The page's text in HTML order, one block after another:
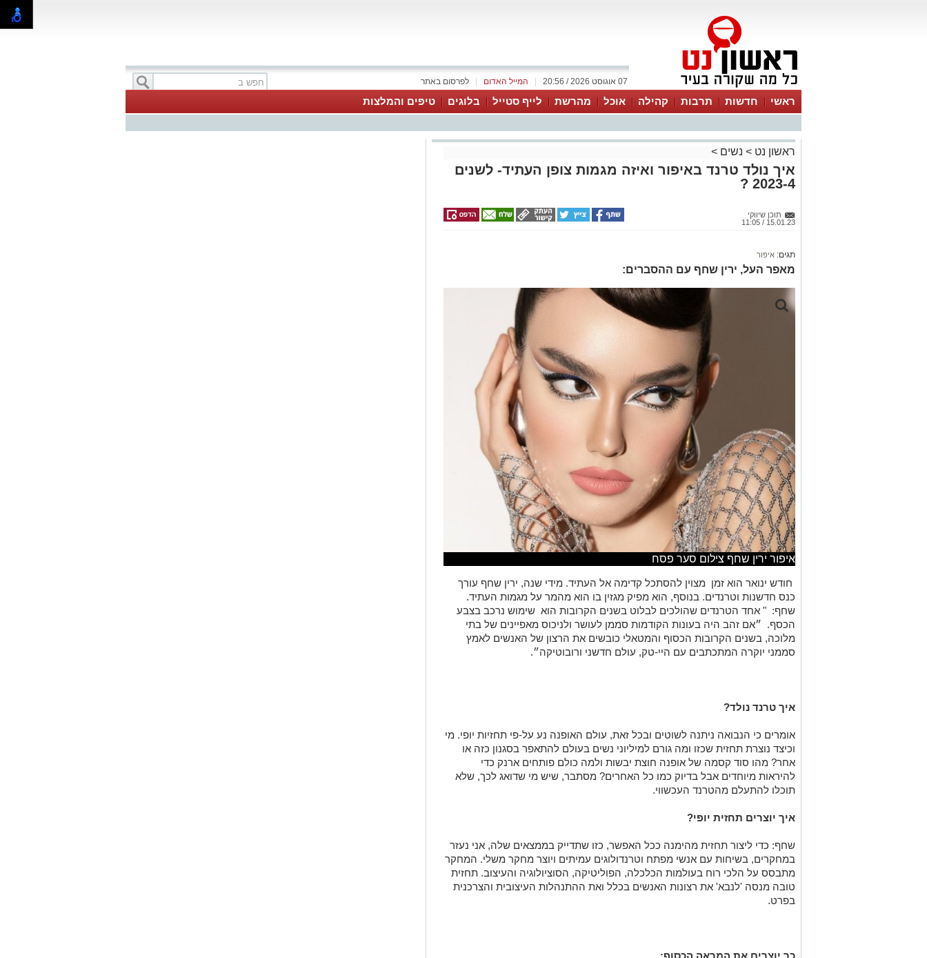
לפרסום באתר המייל האדום 07 אוגוסט 2026 / 20:56
ראשי חדשות תרבות קהילה אוכל מהרשת לייף סטייל בלוגים טיפים והמלצות
ראשון נט > נשים >
איך נולד טרנד באיפור ואיזה מגמות צופן העתיד- לשנים
2023-4 ?
תוכן שיווקי
15.01.23 / 11:05
תגים: איפור
מאפר העל, ירין שחף עם ההסברים:
איפור ירין שחף צילום סער פסח
חודש ינואר הוא זמן מצוין להסתכל קדימה אל העתיד. מידי שנה, ירין שחף עורך
כנס חדשנות וטרנדים. בנוסף, הוא מפיק מגזין בו הוא מהמר על מגמות העתיד.
שחף: " אחד הטרנדים שהולכים לבלוט בשנים הקרובות הוא שימוש נרכב בצבע
הכסף. ״אם זהב היה בעונות הקודמות סממן לעושר ולניכוס מאפיינים של בתי
מלוכה, בשנים הקרובות הכסוף והמטאלי כובשים את הרצון של האנשים לאמץ
סממני יוקרה המתכתבים עם היי-טק, עולם חדשני ורובוטיקה״.
איך טרנד נולד?
אומרים כי הנבואה ניתנה לשוטים ובכל זאת, עולם האופנה נע על-פי תחזיות יופי. מי
וכיצד נוצרת תחזית שכזו ומה גורם למיליוני נשים בעולם להתאפר בסגנון כזה או
אחר? מהו סוד קסמה של אופנה חוצת יבשות ולמה כולם פותחים ארנק כדי
להיראות מיוחדים אבל בדיוק כמו כל האחרים? מסתבר, שיש מי שדואג לכך, שלא
תוכלו להתעלם מהטרנד העכשווי.
איך יוצרים תחזית יופי?
שחף: כדי ליצור תחזית מהימנה ככל האפשר, כזו שתדייק בממצאים שלה, אני נעזר
במחקרים, בשיחות עם אנשי מפתח וטרנדולוגים עמיתים ויוצר מחקר משלי. המחקר
מתבסס על הלכי רוח בעולמות הכלכלה, הפוליטיקה, הסוציולוגיה והעיצוב. תחזית
טובה מנסה 'לנבא' את רצונות האנשים בכלל ואת ההתנהלות העיצובית והצרכנית
בפרט.
כך יוצרים את המראה הכסוף: